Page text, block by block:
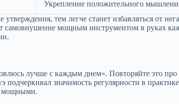
Укрепление положительного
тем легче станет избавляться от
самовнушение мощным инструментом в руках
лучше с каждым днем». Повторяйте это про
подчеркивал значимость регулярности в
мощными.